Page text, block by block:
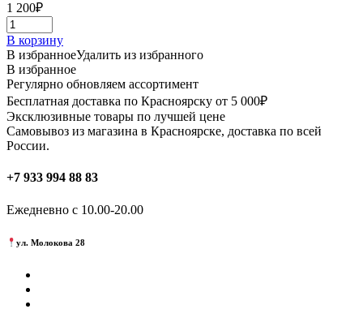
1 200₽
В корзину
В избранноеУдалить из избранного
В избранное
Регулярно обновляем ассортимент
Бесплатная доставка по Красноярску от 5 000₽
Эксклюзивные товары по лучшей цене
Самовывоз из магазина в Красноярске, доставка по всей
России.
+7 933 994 88 83
Ежедневно с 10.00-20.00
ул. Молокова 28